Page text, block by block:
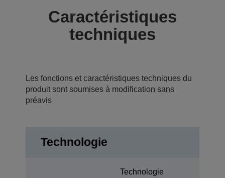
Caractéristiques
techniques
Les fonctions et caractéristiques techniques du
produit sont soumises à modification sans
préavis
Technologie
Technologie